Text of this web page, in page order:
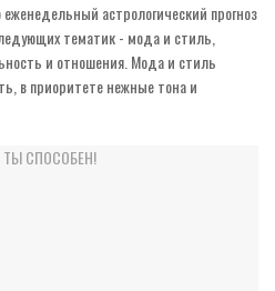
астрологический прогноз
тематик - мода и стиль,
и отношения. Мода и стиль
в приоритете нежные тона и